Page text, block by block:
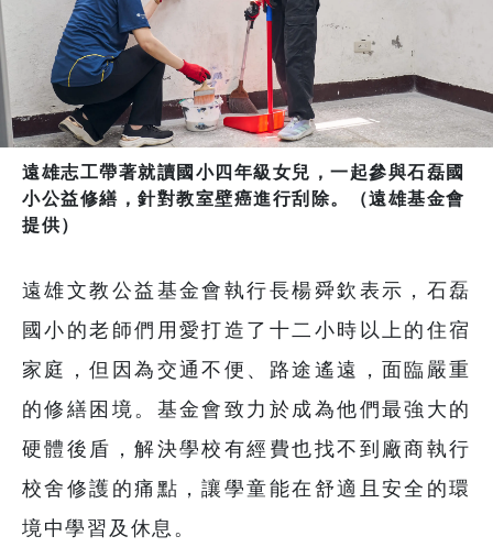
遠雄志工帶著就讀國小四年級女兒，一起參與石磊國
小公益修繕，針對教室壁癌進行刮除。（遠雄基金會
提供）
遠雄文教公益基金會執行長楊舜欽表示，石磊
國小的老師們用愛打造了十二小時以上的住宿
家庭，但因為交通不便、路途遙遠，面臨嚴重
的修繕困境。基金會致力於成為他們最強大的
硬體後盾，解決學校有經費也找不到廠商執行
校舍修護的痛點，讓學童能在舒適且安全的環
境中學習及休息。